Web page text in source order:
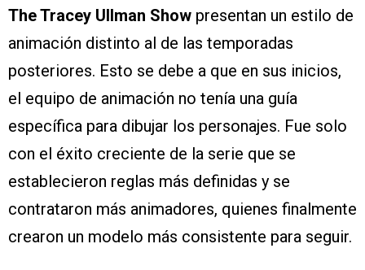
The Tracey Ullman Show presentan un estilo de
animación distinto al de las temporadas
posteriores. Esto se debe a que en sus inicios,
el equipo de animación no tenía una guía
específica para dibujar los personajes. Fue solo
con el éxito creciente de la serie que se
establecieron reglas más definidas y se
contrataron más animadores, quienes finalmente
crearon un modelo más consistente para seguir.